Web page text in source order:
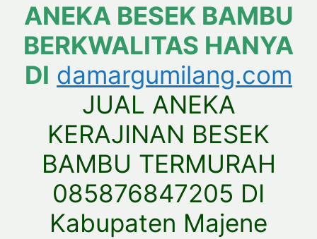
ANEKA BESEK BAMBU
BERKWALITAS HANYA
DI damargumilang.com
JUAL ANEKA
KERAJINAN BESEK
BAMBU TERMURAH
085876847205 DI
Kabupaten Majene